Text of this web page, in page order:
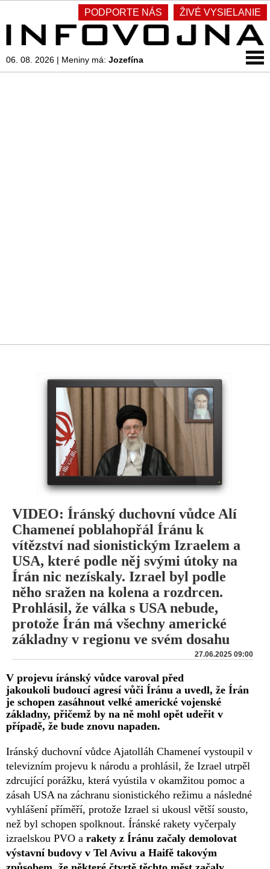
PODPORTE NÁS ŽIVÉ VYSIELANIE
06. 08. 2026 | Meniny má: Jozefína
VIDEO: Íránský duchovní vůdce Alí
Chameneí poblahopřál Íránu k
vítězství nad sionistickým Izraelem a
USA, které podle něj svými útoky na
Írán nic nezískaly. Izrael byl podle
něho sražen na kolena a rozdrcen.
Prohlásil, že válka s USA nebude,
protože Írán má všechny americké
základny v regionu ve svém dosahu
27.06.2025 09:00
V projevu íránský vůdce varoval před
jakoukoli budoucí agresí vůči Íránu a uvedl, že Írán
je schopen zasáhnout velké americké vojenské
základny, přičemž by na ně mohl opět udeřit v
případě, že bude znovu napaden.
Iránský duchovní vůdce Ajatolláh Chameneí vystoupil v
televizním projevu k národu a prohlásil, že Izrael utrpěl
zdrcující porážku, která vyústila v okamžitou pomoc a
zásah USA na záchranu sionistického režimu a následné
vyhlášení příměří, protože Izrael si ukousl větší sousto,
než byl schopen spolknout. Íránské rakety vyčerpaly
izraelskou PVO a rakety z Íránu začaly demolovat
výstavní budovy v Tel Avivu a Haifě takovým